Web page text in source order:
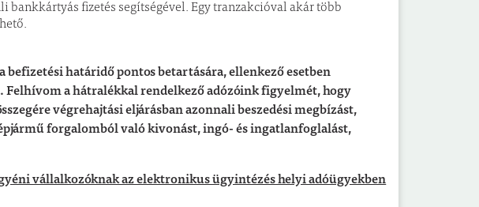
bankkártyás fizetés segítségével. Egy tranzakcióval akár több
határidő pontos betartására, ellenkező esetben
a hátralékkal rendelkező adózóink figyelmét, hogy
végrehajtási eljárásban azonnali beszedési megbízást,
forgalomból való kivonást, ingó- és ingatlanfoglalást,
vállalkozóknak az elektronikus ügyintézés helyi adóügyekben